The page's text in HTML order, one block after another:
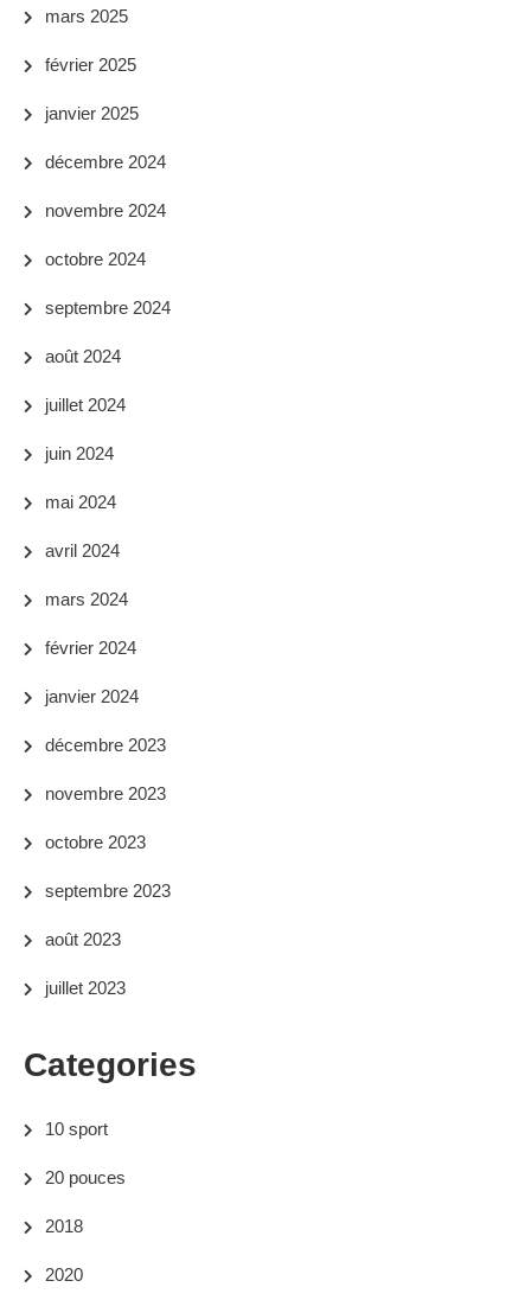
mars 2025
février 2025
janvier 2025
décembre 2024
novembre 2024
octobre 2024
septembre 2024
août 2024
juillet 2024
juin 2024
mai 2024
avril 2024
mars 2024
février 2024
janvier 2024
décembre 2023
novembre 2023
octobre 2023
septembre 2023
août 2023
juillet 2023
Categories
10 sport
20 pouces
2018
2020